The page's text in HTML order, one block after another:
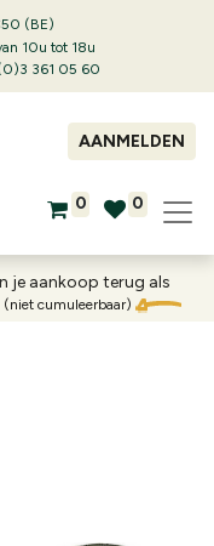
(BE)
10u tot 18u
361 05 60
AANMELDEN
0 0
je aankoop terug als
(niet cumuleerbaar)